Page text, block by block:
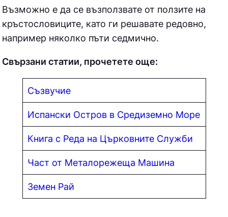
Възможно е да се възползвате от ползите на
кръстословиците, като ги решавате редовно,
например няколко пъти седмично.
Свързани статии, прочетете още:
Съзвучие
Испански Остров в Средиземно Море
Книга с Реда на Църковните Служби
Част от Металорежеща Машина
Земен Рай